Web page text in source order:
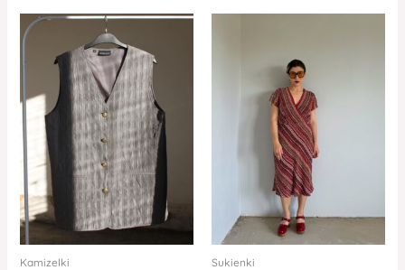
Kamizelki Sukienki